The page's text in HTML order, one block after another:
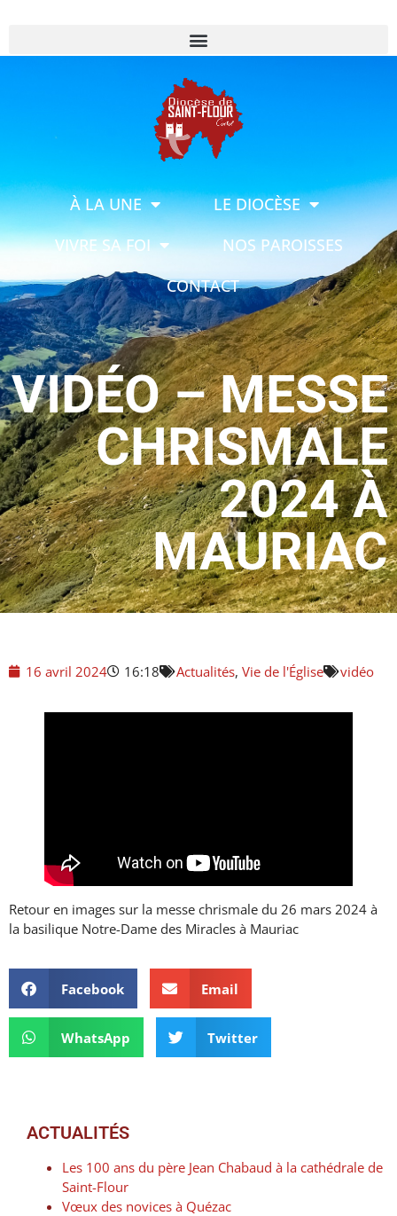
À LA UNE
LE DIOCÈSE
VIVRE SA FOI
NOS PAROISSES
CONTACT
VIDÉO – MESSE
CHRISMALE
2024 À
MAURIAC
16 avril 2024 16:18 Actualités, Vie de l'Église vidéo
Retour en images sur la messe chrismale du 26 mars 2024 à
la basilique Notre-Dame des Miracles à Mauriac
Facebook Email
WhatsApp Twitter
ACTUALITÉS
Les 100 ans du père Jean Chabaud à la cathédrale de
Saint-Flour
Vœux des novices à Quézac